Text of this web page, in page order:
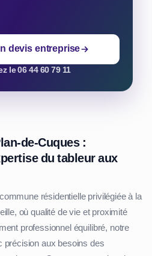
devis entreprise
le 06 44 60 79 11
de-Cuques :
du tableur aux
résidentielle privilégiée à la
où qualité de vie et proximité
professionnel équilibré, notre
précision aux besoins des